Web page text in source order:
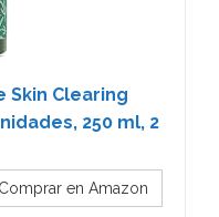
Skin Clearing
250 ml, 2
Comprar en Amazon